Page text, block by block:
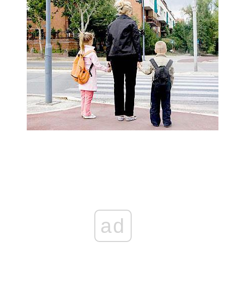
ad